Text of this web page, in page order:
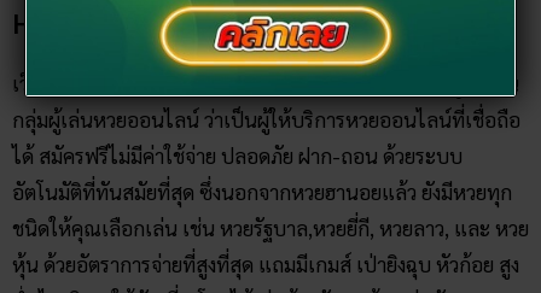
การหวยฮานอยย้อนหลังมาไว้ให้คอหวยได้ตรวจสอบ วิเคราะห์ ถึง
ความเป็นไปได้ของหวยฮานอยในงวดต่อ ๆ ไปด้วย โดยผลหวย
ฮานอยย้อนหลังสามารถเข้าไปตรวจสอบได้ที่
ผลหวยฮานอยย้อน
หลัง
Hanoi ออนไลน์ ร่วมสนุกง่ายๆ ได้ที่ Ruay
เว็บ ruay365.com หรือที่เรียกสั้น ๆ ว่าเว็บ RUAY เป็นที่รู้จักดีใน
กลุ่มผู้เล่นหวยออนไลน์ ว่าเป็นผู้ให้บริการหวยออนไลน์ที่เชื่อถือ